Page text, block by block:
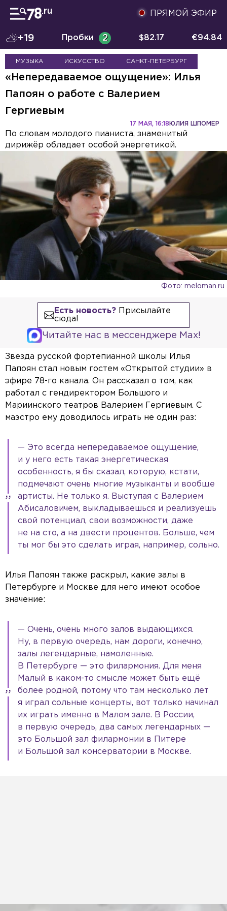
ПРЯМОЙ ЭФИР
+19 Пробки 2 $82.17 €94.84
МУЗЫКА ИСКУССТВО САНКТ-ПЕТЕРБУРГ
«Непередаваемое ощущение»: Илья
Папоян о работе с Валерием
Гергиевым
ЮЛИЯ ШПОМЕР
17 МАЯ, 16:18
По словам молодого пианиста, знаменитый
дирижёр обладает особой энергетикой.
Фото: meloman.ru
Есть новость?Присылайте
сюда!
Читайте нас в мессенджере Max!
Звезда русской фортепианной школы Илья
Папоян стал новым гостем «Открытой студии» в
эфире 78-го канала. Он рассказал о том, как
работал с гендиректором Большого и
Мариинского театров Валерием Гергиевым. С
маэстро ему доводилось играть не один раз:
— Это всегда непередаваемое ощущение,
и у него есть такая энергетическая
особенность, я бы сказал, которую, кстати,
подмечают очень многие музыканты и вообще
артисты. Не только я. Выступая с Валерием
Абисаловичем, выкладываешься и реализуешь
свой потенциал, свои возможности, даже
не на сто, а на двести процентов. Больше, чем
ты мог бы это сделать играя, например, сольно.
Илья Папоян также раскрыл, какие залы в
Петербурге и Москве для него имеют особое
значение:
— Очень, очень много залов выдающихся.
Ну, в первую очередь, нам дороги, конечно,
залы легендарные, намоленные.
В Петербурге — это филармония. Для меня
Малый в каком-то смысле может быть ещё
более родной, потому что там несколько лет
я играл сольные концерты, вот только начинал
их играть именно в Малом зале. В России,
в первую очередь, два самых легендарных —
это Большой зал филармонии в Питере
и Большой зал консерватории в Москве.